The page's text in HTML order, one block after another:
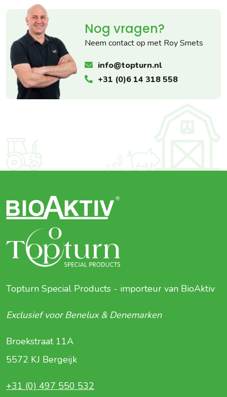
Nog vragen?
Neem contact op met Roy Smets
info@topturn.nl
+31 (0)6 14 318 558
Topturn Special Products - importeur van BioAktiv
Exclusief voor Benelux & Denemarken
Broekstraat 11A
5572 KJ Bergeijk
+31 (0) 497 550 532